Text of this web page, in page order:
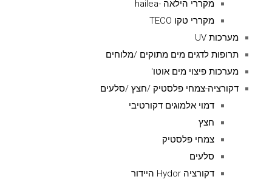
מקררי הילאה -hailea
מקררי טקו TECO
מערכות UV
תרופות לדגים מים מתוקים /מלוחים
מערכות פיצוי מים אוטו'
דקורציה-צמחי פלסטיק /חצץ /סלעים
דמוי אלמוגים דקורטיבי
חצץ
צמחי פלסטיק
סלעים
דקורציה Hydor היידור